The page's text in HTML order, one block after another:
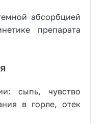
абсорбцией
препарата
сыпь, чувство
в горле, отек